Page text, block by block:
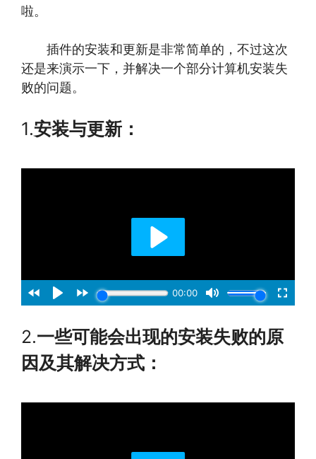
啦。
插件的安装和更新是非常简单的，不过这次
还是来演示一下，并解决一个部分计算机安装失
败的问题。
1.安装与更新：
2.一些可能会出现的安装失败的原
因及其解决方式：